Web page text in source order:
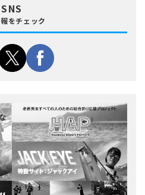
SNS
をチェック